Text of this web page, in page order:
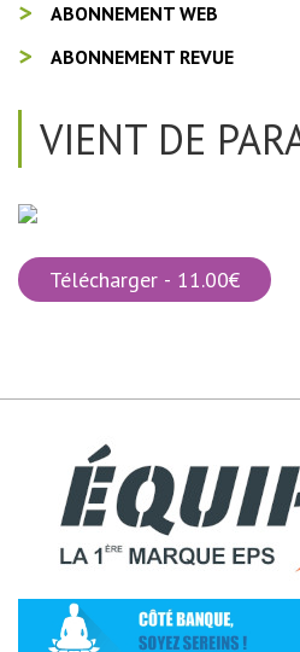
ABONNEMENT WEB
ABONNEMENT REVUE
VIENT DE
Télécharger - 11.00€